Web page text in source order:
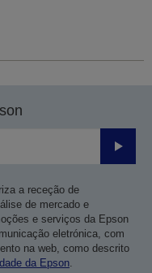
Enviar
a receção de
de mercado e
e serviços da Epson
eletrónica, com
na web, como descrito
da Epson.